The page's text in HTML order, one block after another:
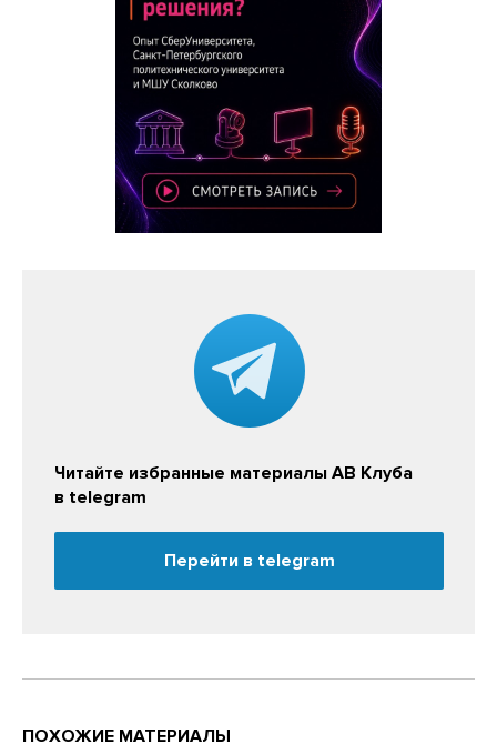
Читайте избранные материалы АВ Клуба
в telegram
Перейти в telegram
ПОХОЖИЕ МАТЕРИАЛЫ